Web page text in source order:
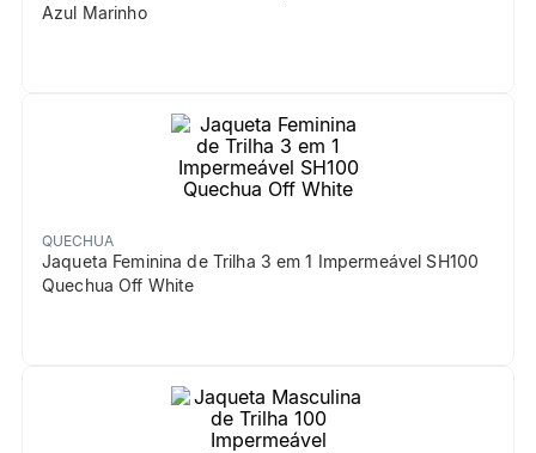
Azul Marinho
QUECHUA
Jaqueta Feminina de Trilha 3 em 1 Impermeável SH100
Quechua Off White